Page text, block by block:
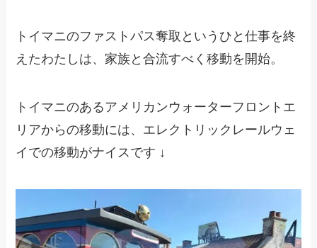
トイマニのファストパス奪取というひと仕事を終
えたわたしは、家族と合流すべく移動を開始。
トイマニのあるアメリカンウォーターフロントエ
リアからの移動には、エレクトリックレールウェ
イでの移動がナイスです ↓